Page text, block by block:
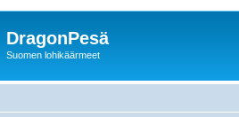
DragonPesä
Suomen lohikäärmeet